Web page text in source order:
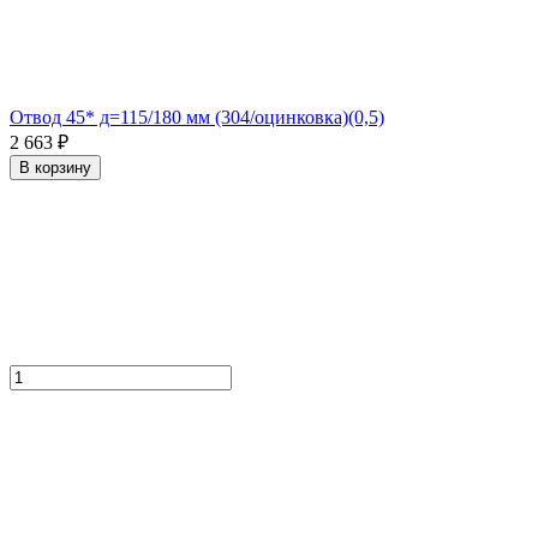
Отвод 45* д=115/180 мм (304/оцинковка)(0,5)
2 663 ₽
В корзину